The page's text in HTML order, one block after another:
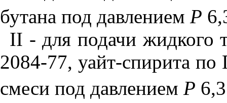
бутана под давлением Р
II - для подачи
2084-77, уайт-спирита
смеси под давлением Р